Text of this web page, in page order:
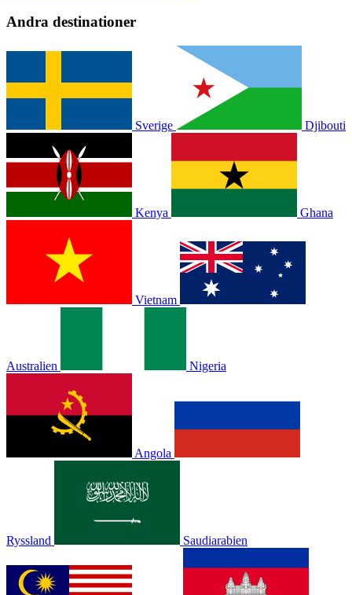
Andra destinationer
Sverige Djibouti
Kenya Ghana
Vietnam
Australien Nigeria
Angola
Ryssland Saudiarabien